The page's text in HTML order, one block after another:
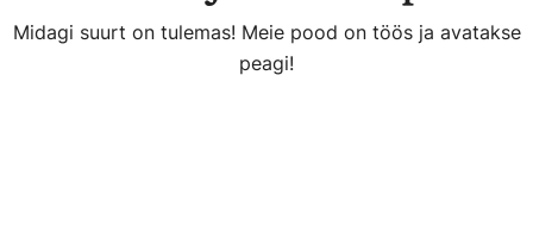
Midagi suurt on tulemas! Meie pood on töös ja avatakse
peagi!